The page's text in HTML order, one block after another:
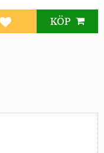
Lägg till i favoriter
KÖP